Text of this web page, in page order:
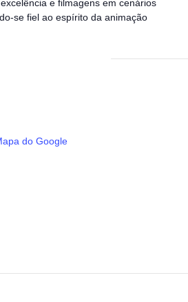
e filmagens em cenários
se fiel ao espírito da animação
do Google